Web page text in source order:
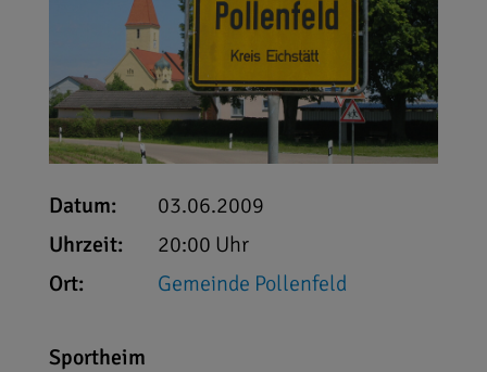
Datum:
03.06.2009
Uhrzeit:
20:00 Uhr
Ort:
Gemeinde Pollenfeld
Sportheim